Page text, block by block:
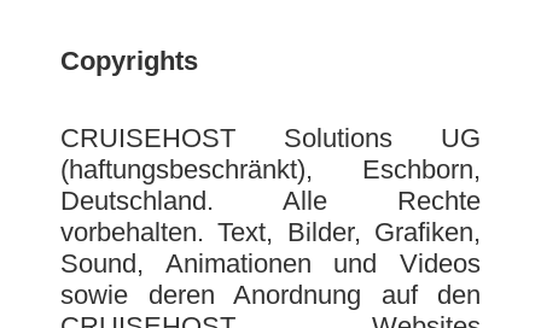
Copyrights
CRUISEHOST Solutions UG
(haftungsbeschränkt), Eschborn,
Deutschland. Alle Rechte
vorbehalten. Text, Bilder, Grafiken,
Sound, Animationen und Videos
sowie deren Anordnung auf den